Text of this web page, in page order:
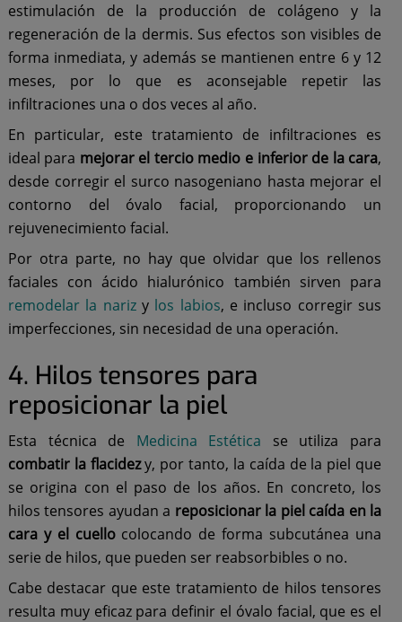
estimulación de la producción de colágeno y la
regeneración de la dermis. Sus efectos son visibles de
forma inmediata, y además se mantienen entre 6 y 12
meses, por lo que es aconsejable repetir las
infiltraciones una o dos veces al año.
En particular, este tratamiento de infiltraciones es
ideal para mejorar el tercio medio e inferior de la cara,
desde corregir el surco nasogeniano hasta mejorar el
contorno del óvalo facial, proporcionando un
rejuvenecimiento facial.
Por otra parte, no hay que olvidar que los rellenos
faciales con ácido hialurónico también sirven para
remodelar la narizy los labios, e incluso corregir sus
imperfecciones, sin necesidad de una operación.
4. Hilos tensores para
reposicionar la piel
Esta técnica de Medicina Estética se utiliza para
combatir la flacidezy, por tanto, la caída de la piel que
se origina con el paso de los años. En concreto, los
hilos tensores ayudan a reposicionar la piel caída en la
cara y el cuellocolocando de forma subcutánea una
serie de hilos, que pueden ser reabsorbibles o no.
Cabe destacar que este tratamiento de hilos tensores
resulta muy eficaz para definir el óvalo facial, que es el